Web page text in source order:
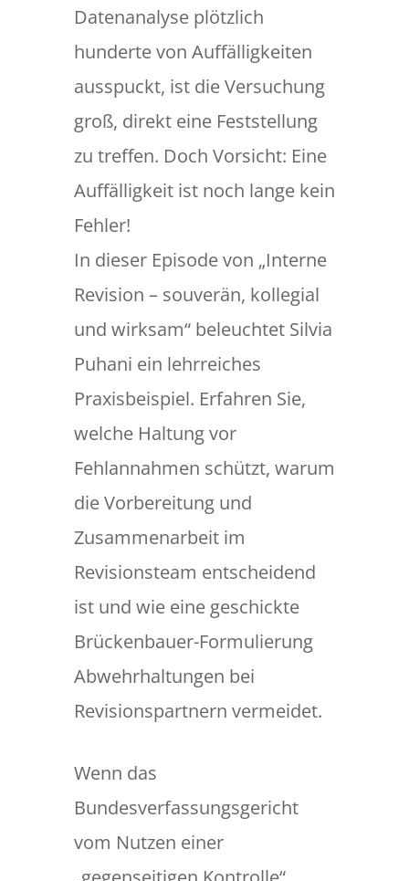
Datenanalyse plötzlich
hunderte von Auffälligkeiten
ausspuckt, ist die Versuchung
groß, direkt eine Feststellung
zu treffen. Doch Vorsicht: Eine
Auffälligkeit ist noch lange kein
Fehler!
In dieser Episode von „Interne
Revision – souverän, kollegial
und wirksam“ beleuchtet Silvia
Puhani ein lehrreiches
Praxisbeispiel. Erfahren Sie,
welche Haltung vor
Fehlannahmen schützt, warum
die Vorbereitung und
Zusammenarbeit im
Revisionsteam entscheidend
ist und wie eine geschickte
Brückenbauer-Formulierung
Abwehrhaltungen bei
Revisionspartnern vermeidet.
Wenn das
Bundesverfassungsgericht
vom Nutzen einer